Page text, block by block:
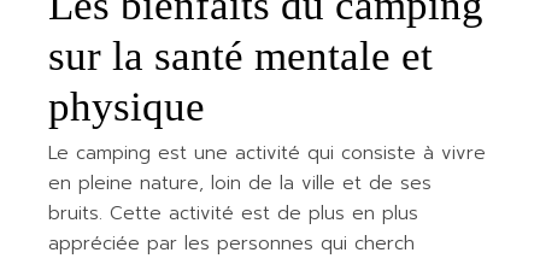
sur la santé mentale et
physique
Le camping est une activité qui consiste à vivre
en pleine nature, loin de la ville et de ses
bruits. Cette activité est de plus en plus
appréciée par les personnes qui cherch